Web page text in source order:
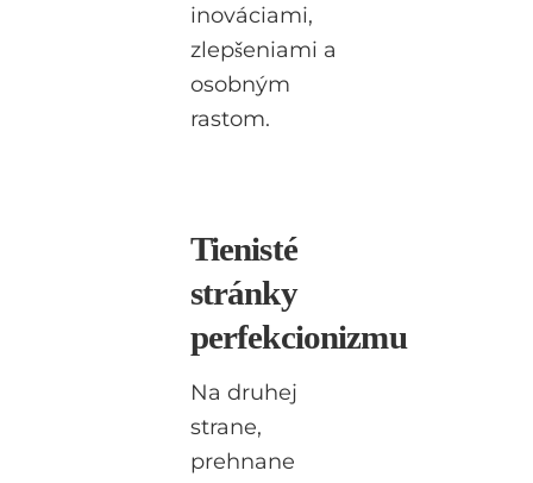
inováciami,
zlepšeniami a
osobným
rastom.
Tienisté
stránky
perfekcionizmu
Na druhej
strane,
prehnane